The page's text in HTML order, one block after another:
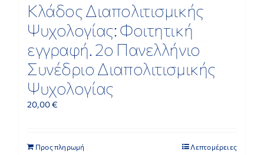
Κλάδος Διαπολιτισμικής
Ψυχολογίας: Φοιτητική
εγγραφή. 2ο Πανελλήνιο
Συνέδριο Διαπολιτισμικής
Ψυχολογίας
20,00€
Προς πληρωμή Λεπτομέρειες